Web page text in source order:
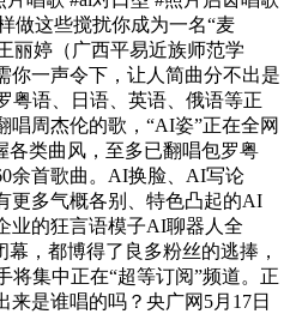
做这些搅扰你成为一名“麦
丽婷（广西平易近族师范学
你一声令下，让人简曲分不出是
粤语、日语、英语、俄语等正
唱周杰伦的歌，“AI姿”正在全网
各类曲风，至多已翻唱包罗粤
余首歌曲。AI换脸、AI写论
多气概各别、特色凸起的AI
业的狂言语模子AI聊器人全
，都博得了良多粉丝的逃捧，
将集中正在“超等订阅”频道。正
是谁唱的吗？央广网5月17日